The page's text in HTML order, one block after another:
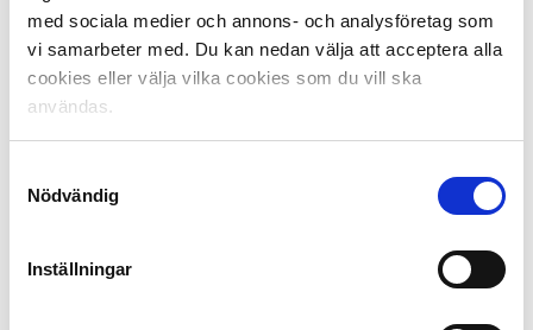
med sociala medier och annons- och analysföretag som
vi samarbeter med. Du kan nedan välja att acceptera alla
cookies eller välja vilka cookies som du vill ska
användas.
Nödvändig
Inställningar
Stefan Lundin som tränare i BK Häcken 2006.
De tre kärnfrågorna i textens inledning